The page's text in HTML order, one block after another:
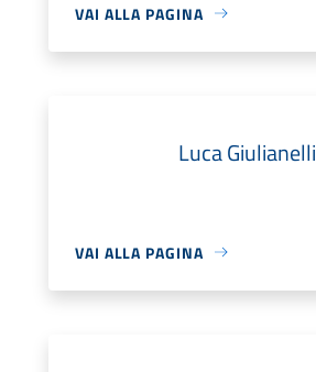
VAI ALLA PAGINA
Luca Giulianelli
VAI ALLA PAGINA